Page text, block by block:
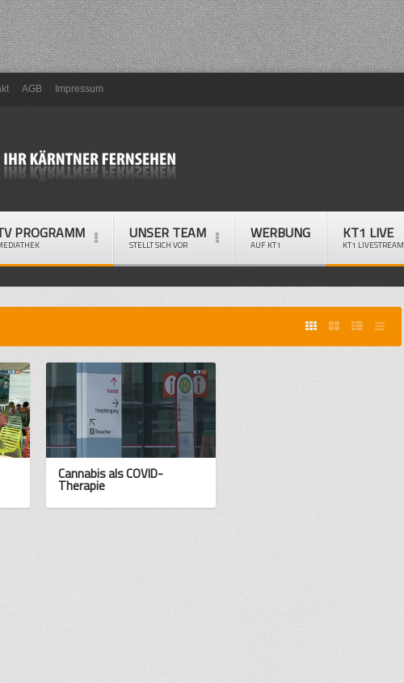
AGB Impressum
PROGRAMM UNSER TEAM
STELLT SICH VOR
WERBUNG
AUF KT1
KT1 LIVE
KT1 LIVESTREAM
Cannabis als COVID-
Therapie